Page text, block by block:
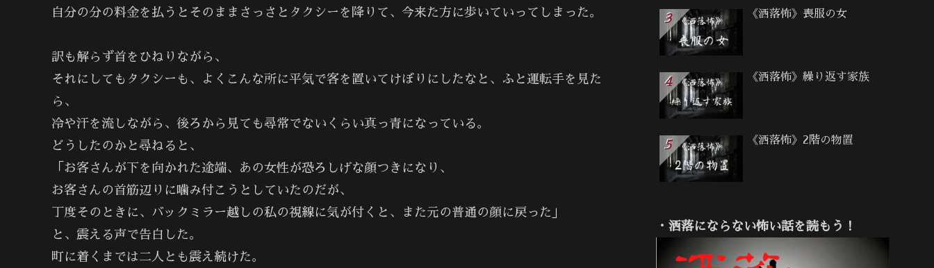
自分の分の料金を払うとそのままさっさとタクシーを降りて、今来た方に歩いていってしまった。
訳も解らず首をひねりながら、
それにしてもタクシーも、よくこんな所に平気で客を置いてけぼりにしたなと、ふと運転手を見た
ら、
冷や汗を流しながら、後ろから見ても尋常でないくらい真っ青になっている。
どうしたのかと尋ねると、
「お客さんが下を向かれた途端、あの女性が恐ろしげな顔つきになり、
お客さんの首筋辺りに噛み付こうとしていたのだが、
丁度そのときに、バックミラー越しの私の視線に気が付くと、また元の普通の顔に戻った」
と、震える声で告白した。
町に着くまでは二人とも震え続けた。
《洒落怖》喪服の女
《洒落怖》繰り返す家族
《洒落怖》2階の物置
・洒落にならない怖い話を読もう！